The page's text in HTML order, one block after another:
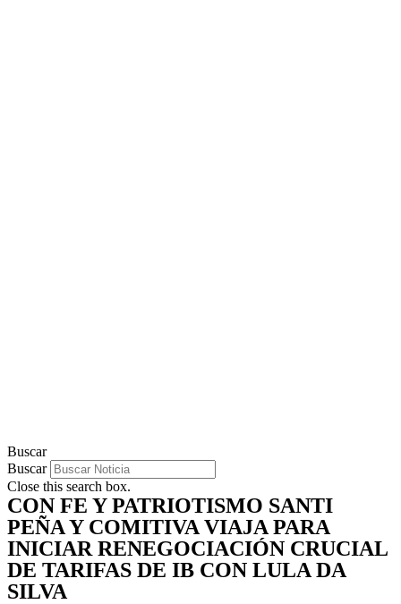
Buscar
Buscar
Close this search box.
CON FE Y PATRIOTISMO SANTI
PEÑA Y COMITIVA VIAJA PARA
INICIAR RENEGOCIACIÓN CRUCIAL
DE TARIFAS DE IB CON LULA DA
SILVA